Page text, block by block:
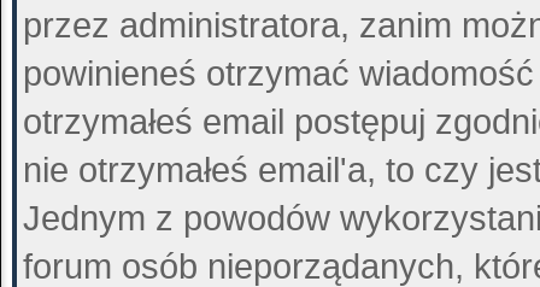
przez administratora, zanim
powinieneś otrzymać
otrzymałeś email postępuj
nie otrzymałeś email'a, to czy
Jednym z powodów
forum osób nieporządanych,